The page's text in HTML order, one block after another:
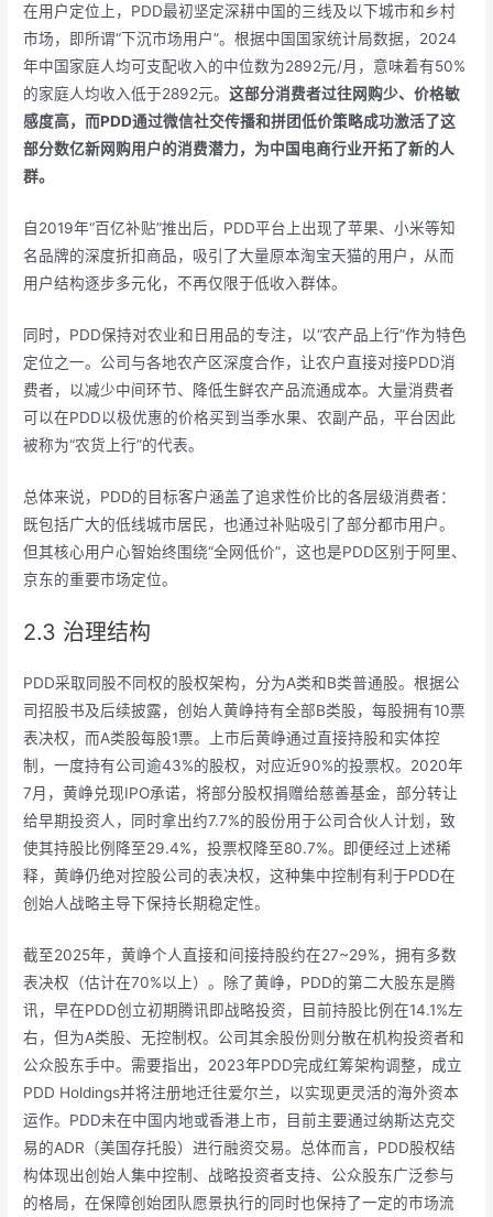
在用户定位上，PDD最初坚定深耕中国的三线及以下城市和乡村
市场，即所谓“下沉市场用户”。根据中国国家统计局数据，2024
年中国家庭人均可支配收入的中位数为2892元/月，意味着有50%
的家庭人均收入低于2892元。这部分消费者过往网购少、价格敏
感度高，而PDD通过微信社交传播和拼团低价策略成功激活了这
部分数亿新网购用户的消费潜力，为中国电商行业开拓了新的人
群。
自2019年“百亿补贴”推出后，PDD平台上出现了苹果、小米等知
名品牌的深度折扣商品，吸引了大量原本淘宝天猫的用户，从而
用户结构逐步多元化，不再仅限于低收入群体。
同时，PDD保持对农业和日用品的专注，以“农产品上行”作为特色
定位之一。公司与各地农产区深度合作，让农户直接对接PDD消
费者，以减少中间环节、降低生鲜农产品流通成本。大量消费者
可以在PDD以极优惠的价格买到当季水果、农副产品，平台因此
被称为“农货上行”的代表。
总体来说，PDD的目标客户涵盖了追求性价比的各层级消费者：
既包括广大的低线城市居民，也通过补贴吸引了部分都市用户。
但其核心用户心智始终围绕“全网低价”，这也是PDD区别于阿里、
京东的重要市场定位。
2.3 治理结构
PDD采取同股不同权的股权架构，分为A类和B类普通股。根据公
司招股书及后续披露，创始人黄峥持有全部B类股，每股拥有10票
表决权，而A类股每股1票。上市后黄峥通过直接持股和实体控
制，一度持有公司逾43%的股权，对应近90%的投票权。2020年
7月，黄峥兑现IPO承诺，将部分股权捐赠给慈善基金，部分转让
给早期投资人，同时拿出约7.7%的股份用于公司合伙人计划，致
使其持股比例降至29.4%，投票权降至80.7%。即便经过上述稀
释，黄峥仍绝对控股公司的表决权，这种集中控制有利于PDD在
创始人战略主导下保持长期稳定性。
截至2025年，黄峥个人直接和间接持股约在27~29%，拥有多数
表决权（估计在70%以上）。除了黄峥，PDD的第二大股东是腾
讯，早在PDD创立初期腾讯即战略投资，目前持股比例在14.1%左
右，但为A类股、无控制权。公司其余股份则分散在机构投资者和
公众股东手中。需要指出，2023年PDD完成红筹架构调整，成立
PDD Holdings并将注册地迁往爱尔兰，以实现更灵活的海外资本
运作。PDD未在中国内地或香港上市，目前主要通过纳斯达克交
易的ADR（美国存托股）进行融资交易。总体而言，PDD股权结
构体现出创始人集中控制、战略投资者支持、公众股东广泛参与
的格局，在保障创始团队愿景执行的同时也保持了一定的市场流